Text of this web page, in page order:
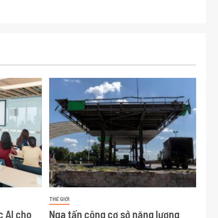
AI cho
THẾ GIỚI
Nga tấn công cơ sở năng lượng